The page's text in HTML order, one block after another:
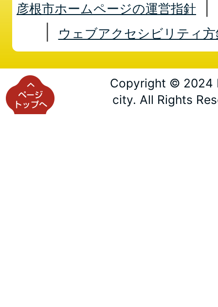
彦根市ホームページの運営指針
ウェブアクセシビリティ方
Copyright © 2024
city. All Rights